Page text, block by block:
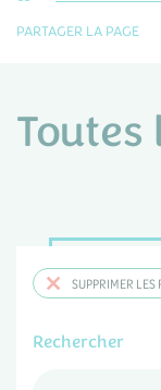
PARTAGER LA PAGE
Toutes
SUPPRIMER LES
Rechercher